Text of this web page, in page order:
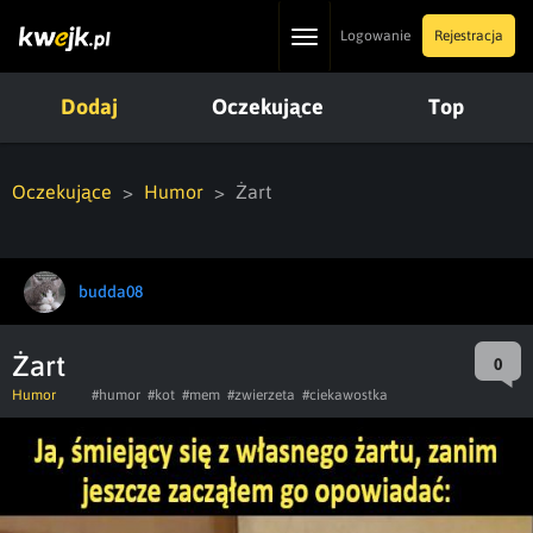
ToggleLogowanie Rejestracja
Dodaj Oczekujące Top
Oczekujące Humor Żart
budda08
Żart 0
Humor #humor #kot #mem #zwierzeta #ciekawostka